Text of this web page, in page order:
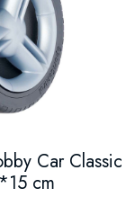
Car Classic
cm